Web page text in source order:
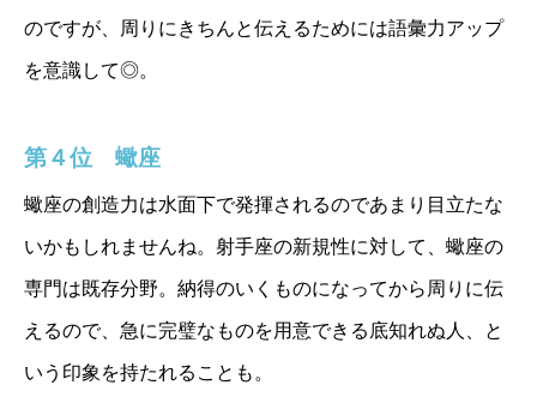
のですが、周りにきちんと伝えるためには語彙力アップ
を意識して◎。
第４位 蠍座
蠍座の創造力は水面下で発揮されるのであまり目立たな
いかもしれませんね。射手座の新規性に対して、蠍座の
専門は既存分野。納得のいくものになってから周りに伝
えるので、急に完璧なものを用意できる底知れぬ人、と
いう印象を持たれることも。